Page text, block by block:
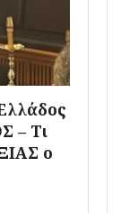
– Τι
ο